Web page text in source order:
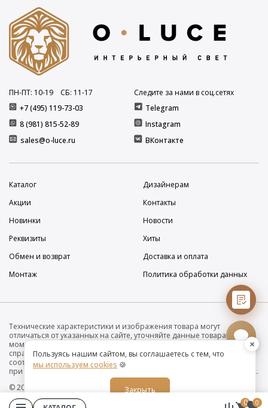
+7 (495) 119-73-03
8 (981) 815-52-89
ПН-ПТ: 10-19 СБ: 11-17
sales@o-luce.ru
Следите за нами в соц.сетях
Telegram
Instagram
ВКонтакте
Каталог
Дизайнерам
Акции
Контакты
Новинки
Новости
Реквизиты
Хиты
Обмен и возврат
Доставка и оплата
Монтаж
Политика обработки данных
Технические характеристики и изображения товара могут
отличаться от указанных на сайте, уточняйте данные товара на
момент покупки и оплаты. Вся информация на сайте о товарах носит
справочный характер и не является публичной офертой в
соответствии с пунктом 2 статьи 437 ГК РФ. Убедительно просим Вас
при покупке проверять наличие желаемых функций и характеристик.
© 2019-2026 Интернет-магазин дизайнерских светильников O•Luce
0 0
Пользуясь нашим сайтом, вы соглашаетесь с тем, что
мы используем cookies 🍪
Закрыть
×